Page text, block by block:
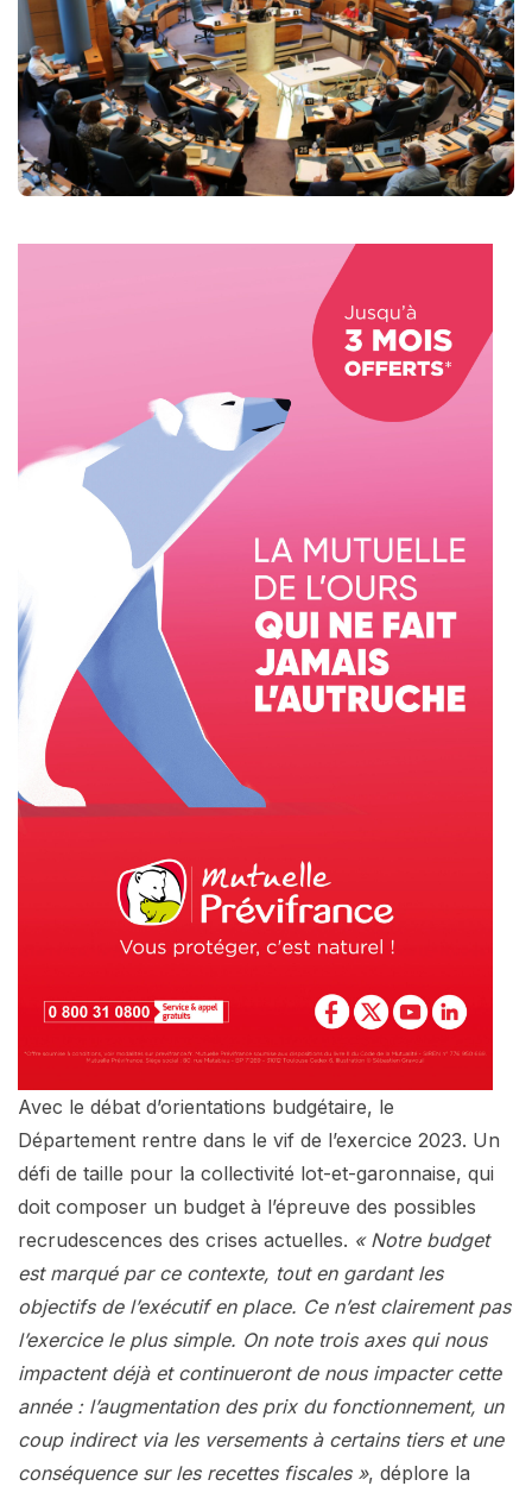
Avec le débat d’orientations budgétaire, le
Département rentre dans le vif de l’exercice 2023. Un
défi de taille pour la collectivité lot-et-garonnaise, qui
doit composer un budget à l’épreuve des possibles
recrudescences des crises actuelles. « Notre budget
est marqué par ce contexte, tout en gardant les
objectifs de l’exécutif en place. Ce n’est clairement pas
l’exercice le plus simple. On note trois axes qui nous
impactent déjà et continueront de nous impacter cette
année : l’augmentation des prix du fonctionnement, un
coup indirect via les versements à certains tiers et une
conséquence sur les recettes fiscales », déplore la